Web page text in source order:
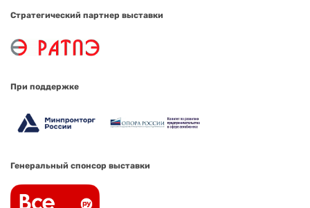
Стратегический партнер выставки
При поддержке
Генеральный спонсор выставки